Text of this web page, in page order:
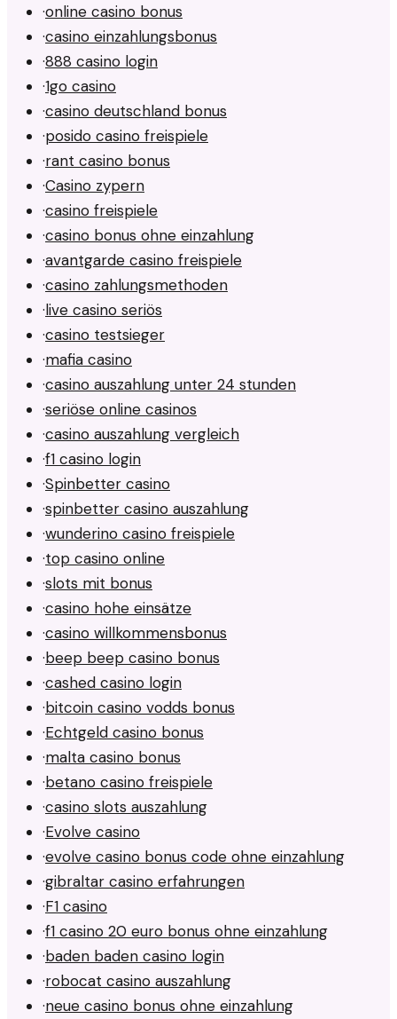
·online casino bonus
·casino einzahlungsbonus
·888 casino login
·1go casino
·casino deutschland bonus
·posido casino freispiele
·rant casino bonus
·Casino zypern
·casino freispiele
·casino bonus ohne einzahlung
·avantgarde casino freispiele
·casino zahlungsmethoden
·live casino seriös
·casino testsieger
·mafia casino
·casino auszahlung unter 24 stunden
·seriöse online casinos
·casino auszahlung vergleich
·f1 casino login
·Spinbetter casino
·spinbetter casino auszahlung
·wunderino casino freispiele
·top casino online
·slots mit bonus
·casino hohe einsätze
·casino willkommensbonus
·beep beep casino bonus
·cashed casino login
·bitcoin casino vodds bonus
·Echtgeld casino bonus
·malta casino bonus
·betano casino freispiele
·casino slots auszahlung
·Evolve casino
·evolve casino bonus code ohne einzahlung
·gibraltar casino erfahrungen
·F1 casino
·f1 casino 20 euro bonus ohne einzahlung
·baden baden casino login
·robocat casino auszahlung
·neue casino bonus ohne einzahlung